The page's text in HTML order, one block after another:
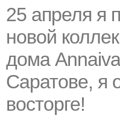
25 апреля я
новой
дома
Саратове, я
восторге!